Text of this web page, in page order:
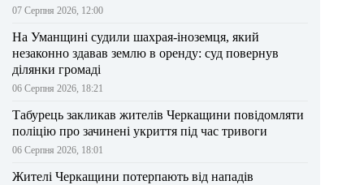
07 Серпня 2026, 12:00
На Уманщині судили шахрая-іноземця, який
незаконно здавав землю в оренду: суд повернув
ділянки громаді
06 Серпня 2026, 18:21
Табурець закликав жителів Черкащини повідомляти
поліцію про зачинені укриття під час тривоги
06 Серпня 2026, 18:01
Жителі Черкащини потерпають від нападів